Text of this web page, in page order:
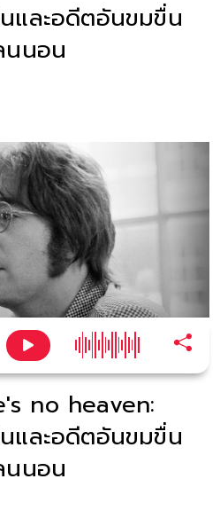
และอดีตอันขมขื่น
นนอน
no heaven:
และอดีตอันขมขื่น
นนอน